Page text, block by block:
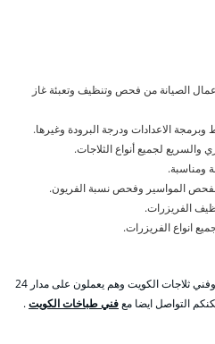
الصيانة من فحص وتنظيف وتعبئة غاز
وبرمجة الاعدادات ودرجة البرودة وغيرها.
والسريع لجميع أنواع الثلاجات.
ومناسبة.
المواسير وفحص نسبة الفريون.
الفريزرات.
انواع الفريزرات.
اضافة الى اننا نوفر فني غسالات الكويت وفني ثلاجات الكويت وهم يعملون على مدار 24
التواصل ايضا معفني طباخات الكويت.